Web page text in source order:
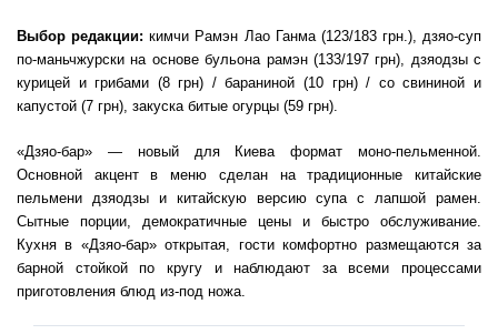
Выбор редакции:кимчи Рамэн Лао Ганма (123/183 грн.), дзяо-суп
по-маньчжурски на основе бульона рамэн (133/197 грн), дзяодзы с
курицей и грибами (8 грн) / бараниной (10 грн) / со свининой и
капустой (7 грн), закуска битые огурцы (59 грн).
«Дзяо-бар» — новый для Киева формат моно-пельменной.
Основной акцент в меню сделан на традиционные китайские
пельмени дзяодзы и китайскую версию супа с лапшой рамен.
Сытные порции, демократичные цены и быстро обслуживание.
Кухня в «Дзяо-бар» открытая, гости комфортно размещаются за
барной стойкой по кругу и наблюдают за всеми процессами
приготовления блюд из-под ножа.